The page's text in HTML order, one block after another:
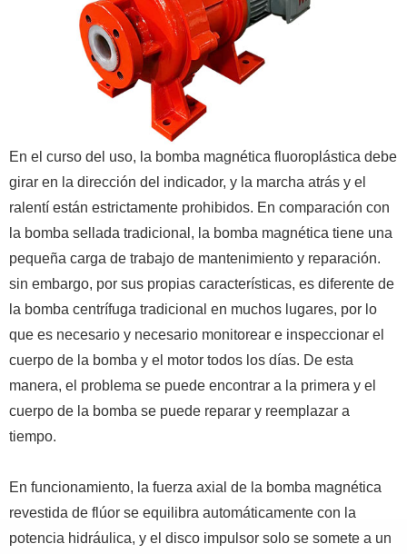
En el curso del uso, la bomba magnética fluoroplástica debe
girar en la dirección del indicador, y la marcha atrás y el
ralentí están estrictamente prohibidos. En comparación con
la bomba sellada tradicional, la bomba magnética tiene una
pequeña carga de trabajo de mantenimiento y reparación.
sin embargo, por sus propias características, es diferente de
la bomba centrífuga tradicional en muchos lugares, por lo
que es necesario y necesario monitorear e inspeccionar el
cuerpo de la bomba y el motor todos los días. De esta
manera, el problema se puede encontrar a la primera y el
cuerpo de la bomba se puede reparar y reemplazar a
tiempo.
En funcionamiento, la fuerza axial de la bomba magnética
revestida de flúor se equilibra automáticamente con la
potencia hidráulica, y el disco impulsor solo se somete a un